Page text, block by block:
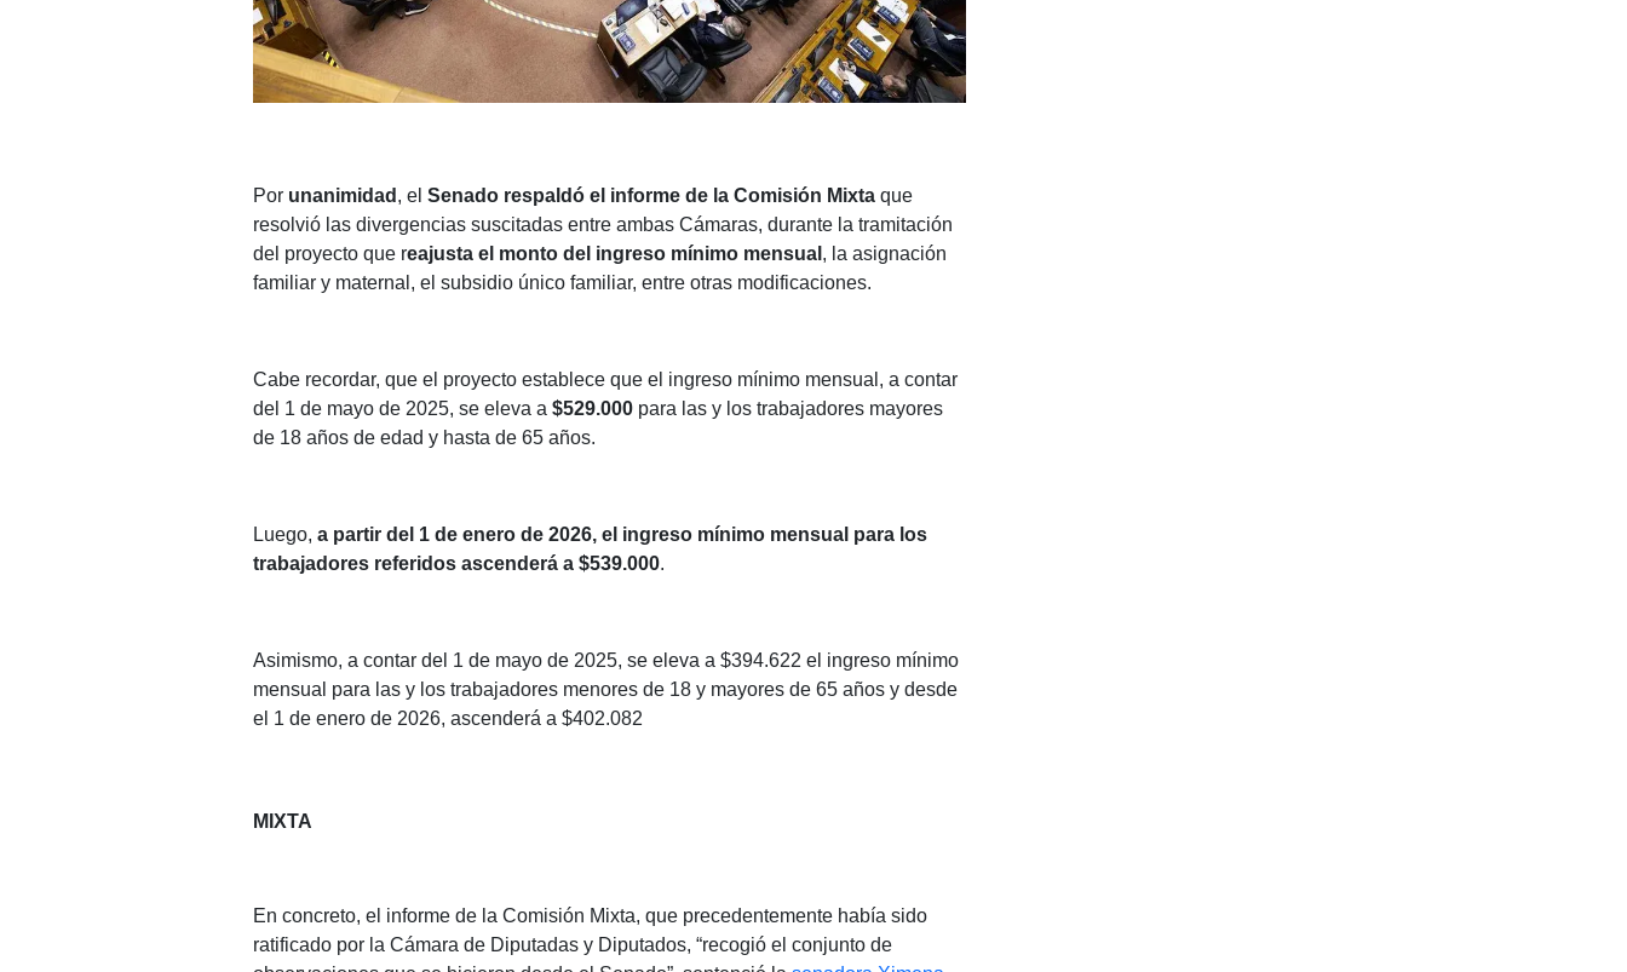
Por unanimidad , el Senado respaldó el informe de la Comisión Mixta que
resolvió las divergencias suscitadas entre ambas Cámaras, durante la tramitación
del proyecto que reajusta el monto del ingreso mínimo mensual , la asignación
familiar y maternal, el subsidio único familiar, entre otras modificaciones.
Cabe recordar, que el proyecto establece que el ingreso mínimo mensual, a contar
del 1 de mayo de 2025, se eleva a $529.000 para las y los trabajadores mayores
de 18 años de edad y hasta de 65 años.
Luego, a partir del 1 de enero de 2026, el ingreso mínimo mensual para los
trabajadores referidos ascenderá a $539.000.
Asimismo, a contar del 1 de mayo de 2025, se eleva a $394.622 el ingreso mínimo
mensual para las y los trabajadores menores de 18 y mayores de 65 años y desde
el 1 de enero de 2026, ascenderá a $402.082
MIXTA
En concreto, el informe de la Comisión Mixta, que precedentemente había sido
ratificado por la Cámara de Diputadas y Diputados, “recogió el conjunto de